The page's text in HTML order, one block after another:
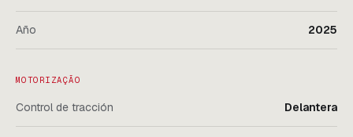
Año 2025
MOTORIZAÇÃO
Control de tracción Delantera